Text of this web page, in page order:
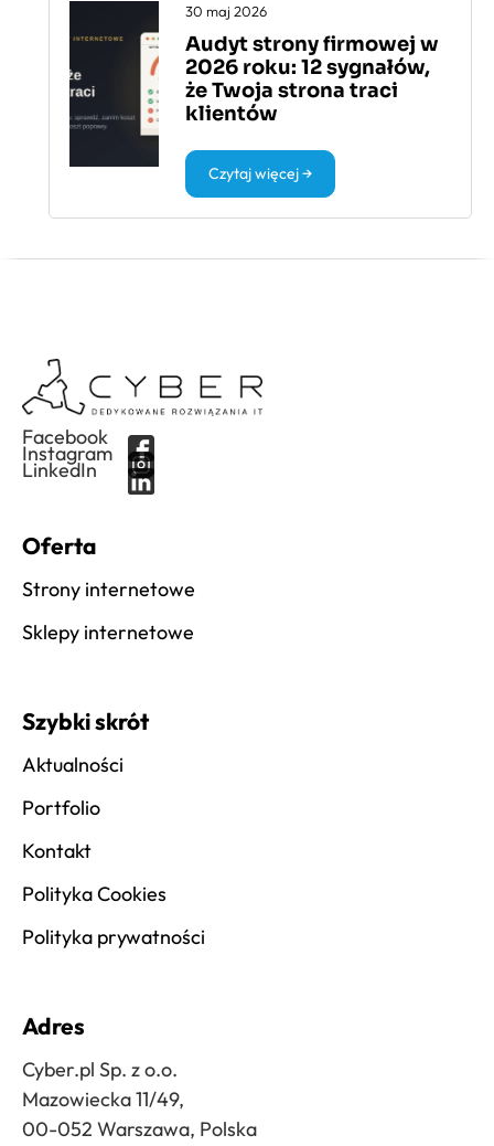
30 maj 2026
Audyt strony firmowej w
2026 roku: 12 sygnałów,
że Twoja strona traci
klientów
Czytaj więcej →
Facebook
Instagram
LinkedIn
Oferta
Strony internetowe
Sklepy internetowe
Szybki skrót
Aktualności
Portfolio
Kontakt
Polityka Cookies
Polityka prywatności
Adres
Cyber.pl Sp. z o.o.
Mazowiecka 11/49,
00-052 Warszawa, Polska